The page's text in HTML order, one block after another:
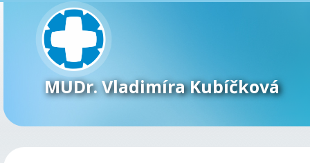
MUDr. Vladimíra Kubíčková